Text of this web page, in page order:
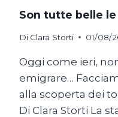
Son tutte belle
Di Clara Storti 01/08/
Oggi come ieri,
emigrare…
alla scoperta dei
Di Clara Storti La